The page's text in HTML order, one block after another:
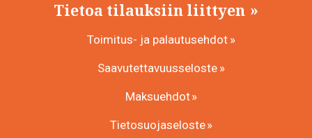
Tietoa tilauksiin liittyen
Toimitus- ja palautusehdot
Saavutettavuusseloste
Maksuehdot
Tietosuojaseloste